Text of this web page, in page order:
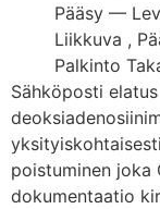
Pääsy —
Liikkuva ,
Palkinto
Sähköposti
poistuminen joka
dokumentaatio